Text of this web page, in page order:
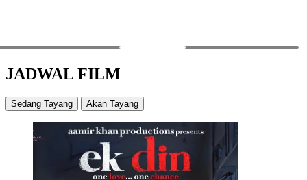
PREVNEXT
JADWAL FILM
Sedang Tayang Akan Tayang